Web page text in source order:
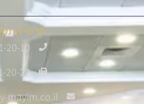
פרטי
20-10
20-22
mayim.co.il